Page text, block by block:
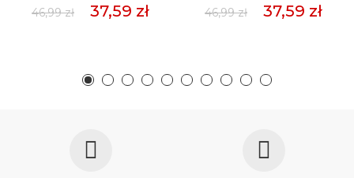
46,99 zł
37,59 zł
46,99 zł
37,59 zł